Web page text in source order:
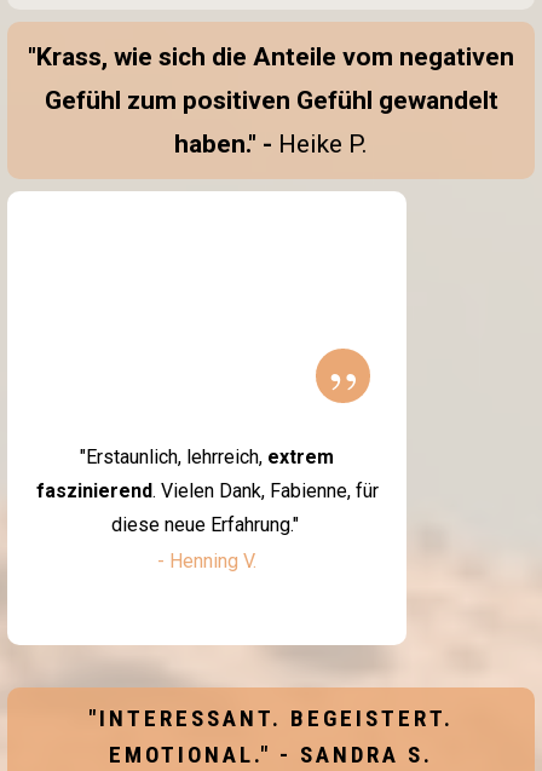
"Krass, wie sich die Anteile vom negativen
Gefühl zum positiven Gefühl gewandelt
haben." - Heike P.
"Erstaunlich, lehrreich, extrem
faszinierend. Vielen Dank, Fabienne, für
diese neue Erfahrung."
- Henning V.
”
"INTERESSANT. BEGEISTERT.
EMOTIONAL." - SANDRA S.